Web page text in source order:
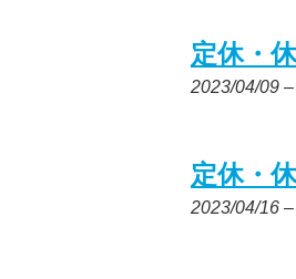
定休・
2023/04/09 –
定休・
2023/04/16 –